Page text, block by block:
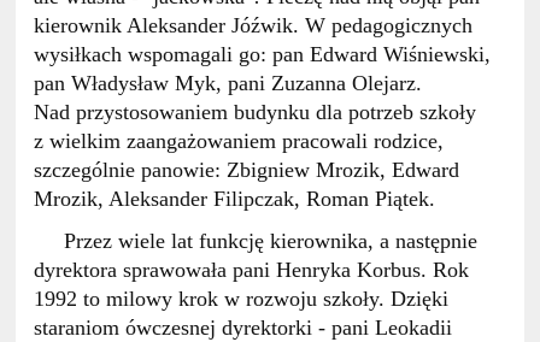
kierownik Aleksander Jóźwik. W pedagogicznych
wysiłkach wspomagali go: pan Edward Wiśniewski,
pan Władysław Myk, pani Zuzanna Olejarz.
Nad przystosowaniem budynku dla potrzeb szkoły
z wielkim zaangażowaniem pracowali rodzice,
szczególnie panowie: Zbigniew Mrozik, Edward
Mrozik, Aleksander Filipczak, Roman Piątek.
Przez wiele lat funkcję kierownika, a następnie
dyrektora sprawowała pani Henryka Korbus. Rok
1992 to milowy krok w rozwoju szkoły. Dzięki
staraniom ówczesnej dyrektorki - pani Leokadii